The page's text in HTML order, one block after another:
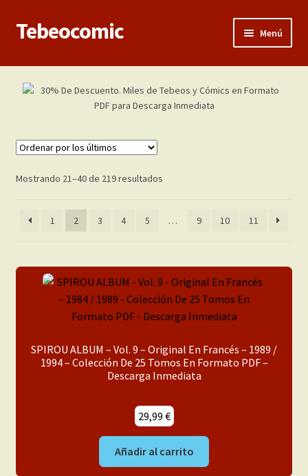
Ir
Ir
al
Tebeocomic Menú
Inicio
Adultos
Cómic Porno 3D
Cromos
Franco-Belga
Libros
Mostrando 21–40 de 219 resultadosOrdenado
últimos
1 2 3 4 5 … 9 10 11
SPIROU ALBUM – Vol. 9 – Original En Francés – 1989 /
1994 – Colección De 25 Tomos En Formato PDF –
Descarga Inmediata
29,99 €
Añadir al carrito